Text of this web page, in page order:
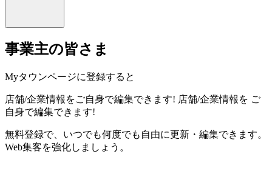
事業主の皆さま
Myタウンページに登録すると
店舗/企業情報をご自身で編集できます! 店舗/企業情報を ご
自身で編集できます!
無料登録で、いつでも何度でも自由に更新・編集できます。
Web集客を強化しましょう。